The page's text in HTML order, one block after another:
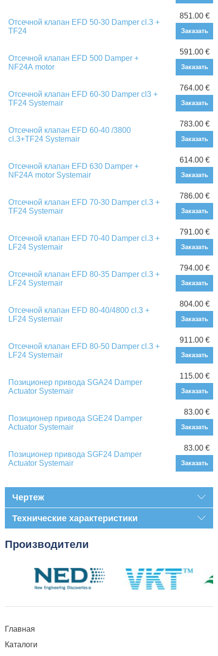
Отсечной клапан EFD 50-30 Damper cl.3 +
TF24
851.00 €
Заказать
Отсечной клапан EFD 500 Damper +
NF24А motor
591.00 €
Заказать
Отсечной клапан EFD 60-30 Damper cl3 +
TF24 Systemair
764.00 €
Заказать
Отсечной клапан EFD 60-40 /3800
cl.3+TF24 Systemair
783.00 €
Заказать
Отсечной клапан EFD 630 Damper +
NF24А motor Systemair
614.00 €
Заказать
Отсечной клапан EFD 70-30 Damper cl.3 +
TF24 Systemair
786.00 €
Заказать
Отсечной клапан EFD 70-40 Damper cl.3 +
LF24 Systemair
791.00 €
Заказать
Отсечной клапан EFD 80-35 Damper cl.3 +
LF24 Systemair
794.00 €
Заказать
Отсечной клапан EFD 80-40/4800 cl.3 +
LF24 Systemair
804.00 €
Заказать
Отсечной клапан EFD 80-50 Damper cl.3 +
LF24 Systemair
911.00 €
Заказать
Позиционер привода SGA24 Damper
Actuator Systemair
115.00 €
Заказать
Позиционер привода SGE24 Damper
Actuator Systemair
83.00 €
Заказать
Позиционер привода SGF24 Damper
Actuator Systemair
83.00 €
Заказать
Чертеж
Технические характеристики
Производители
Главная
Каталоги